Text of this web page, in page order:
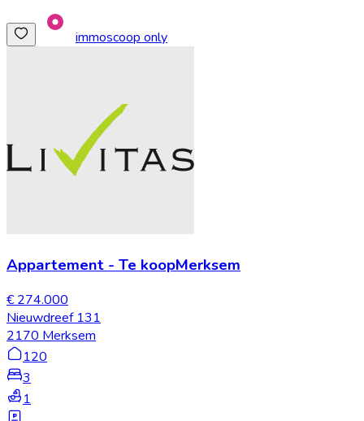
immoscoop only
Appartement - Te koopMerksem
€ 274.000
Nieuwdreef 131
2170 Merksem
120
3
1